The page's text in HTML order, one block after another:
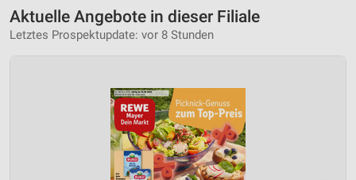
Aktuelle Angebote in dieser Filiale
Letztes Prospektupdate: vor 8 Stunden